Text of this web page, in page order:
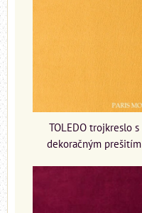
TOLEDO trojkreslo s
dekoračným prešitím